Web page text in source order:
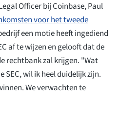
Officer bij Coinbase, Paul
voor het tweede
een motie heeft ingediend
af te wijzen en gelooft dat de
rechtbank zal krijgen. "Wat
SEC, wil ik heel duidelijk zijn.
We verwachten te